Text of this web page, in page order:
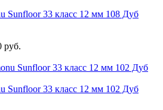
Sunfloor 33 класс 12 мм 108 Дуб
руб.
Sunfloor 33 класс 12 мм 102 Дуб